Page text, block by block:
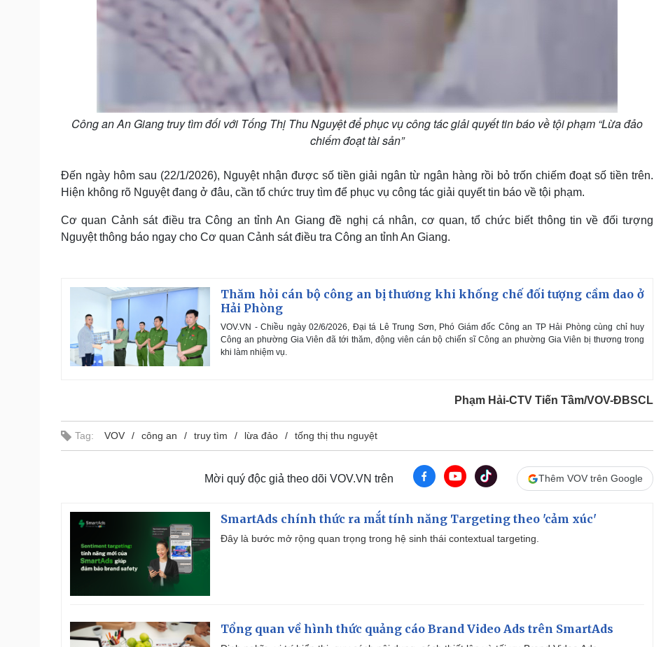
Công an An Giang truy tìm đối với Tống Thị Thu Nguyệt để phục vụ công tác giải quyết tin báo về tội phạm “Lừa đảo
chiếm đoạt tài sản”
Đến ngày hôm sau (22/1/2026), Nguyệt nhận được số tiền giải ngân từ ngân hàng rồi bỏ trốn chiếm đoạt số tiền trên.
Hiện không rõ Nguyệt đang ở đâu, cần tổ chức truy tìm để phục vụ công tác giải quyết tin báo về tội phạm.
Cơ quan Cảnh sát điều tra Công an tỉnh An Giang đề nghị cá nhân, cơ quan, tổ chức biết thông tin về đối tượng
Nguyệt thông báo ngay cho Cơ quan Cảnh sát điều tra Công an tỉnh An Giang.
Thăm hỏi cán bộ công an bị thương khi khống chế đối tượng cầm dao ở
Hải Phòng
VOV.VN - Chiều ngày 02/6/2026, Đại tá Lê Trung Sơn, Phó Giám đốc Công an TP Hải Phòng cùng chỉ huy
Công an phường Gia Viên đã tới thăm, động viên cán bộ chiến sĩ Công an phường Gia Viên bị thương trong
khi làm nhiệm vụ.
Phạm Hải-CTV Tiến Tầm/VOV-ĐBSCL
Tag: VOV công an truy tìm lừa đảo tống thị thu nguyệt
Mời quý độc giả theo dõi VOV.VN trên Thêm VOV trên Google
SmartAds chính thức ra mắt tính năng Targeting theo 'cảm xúc'
Đây là bước mở rộng quan trọng trong hệ sinh thái contextual targeting.
Tổng quan về hình thức quảng cáo Brand Video Ads trên SmartAds